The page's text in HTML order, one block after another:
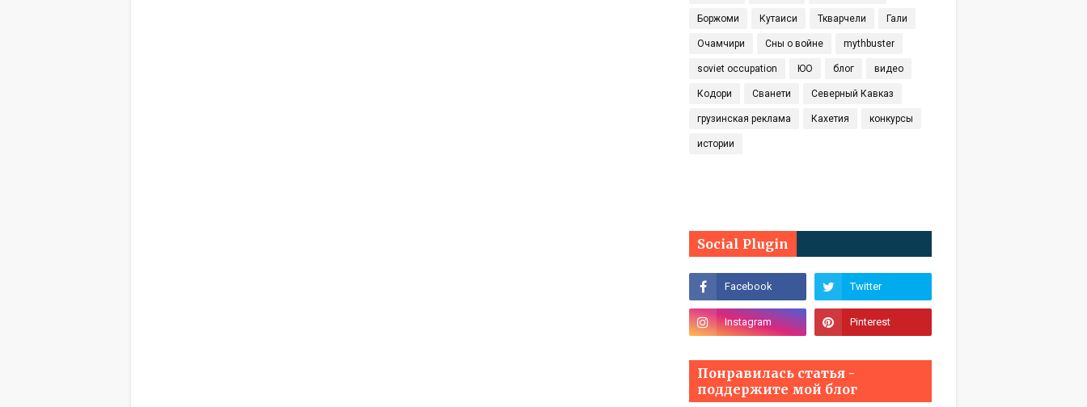
Боржоми Кутаиси Ткварчели Гали
Очамчири Сны о войне mythbuster
soviet occupation ЮО блог видео
Кодори Сванети Северный Кавказ
грузинская реклама Кахетия конкурсы
истории
Social Plugin
Понравилась статья -
поддержите мой блог